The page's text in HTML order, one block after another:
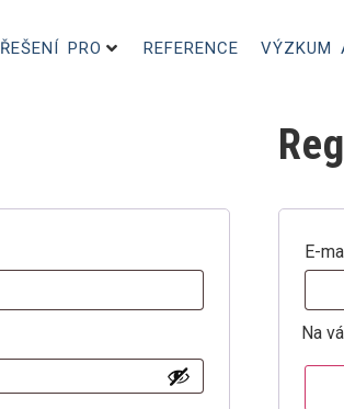
ŘEŠENÍ PRO REFERENCE VÝZKUM
E-
Na